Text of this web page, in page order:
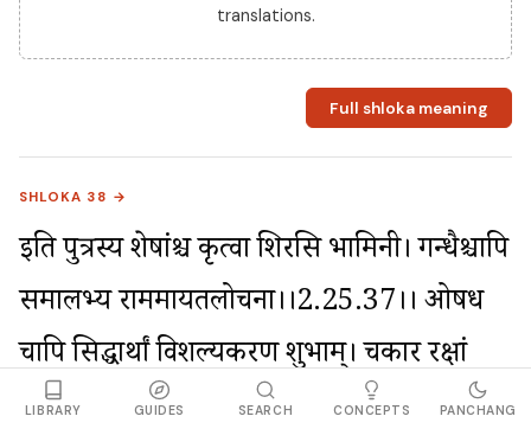
translations.
Full shloka meaning
SHLOKA 38 →
इति पुत्रस्य शेषांश्च कृत्वा शिरसि भामिनी। गन्धैश्चापि
समालभ्य राममायतलोचना।।2.25.37।। ओषधीं
चापि सिद्धार्थां विशल्यकरणीं शुभाम्। चकार रक्षां
कौशल्या मन्त्रैरभिजजाप च।।2.25.38।।
LIBRARY GUIDES SEARCH CONCEPTS PANCHANG